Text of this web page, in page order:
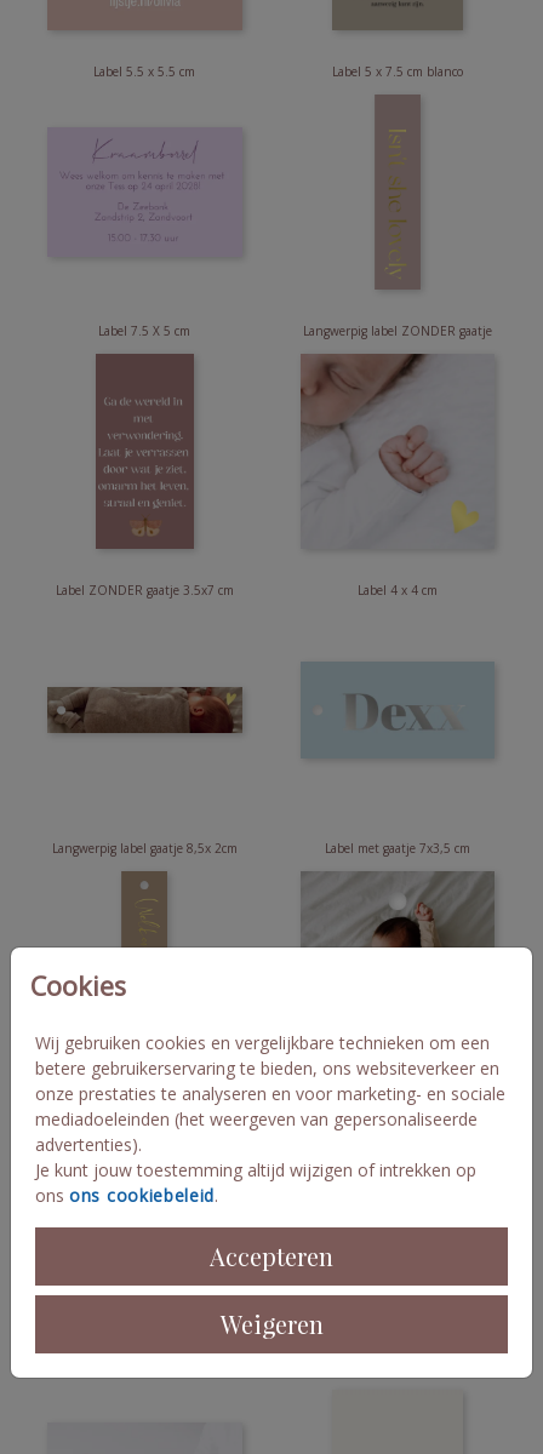
Cookies
Wij gebruiken cookies en vergelijkbare technieken om een
betere gebruikerservaring te bieden, ons websiteverkeer en
onze prestaties te analyseren en voor marketing- en sociale
mediadoeleinden (het weergeven van gepersonaliseerde
advertenties).
Je kunt jouw toestemming altijd wijzigen of intrekken op
ons ons cookiebeleid.
Accepteren
Weigeren
Label 5.5 x 5.5 cm Label 5 x 7.5 cm blanco
Label 7.5 X 5 cm Langwerpig label ZONDER gaatje
Label ZONDER gaatje 3.5x7 cm Label 4 x 4 cm
Langwerpig label gaatje 8,5x 2cm Label met gaatje 7x3,5 cm
Langwerpig label gaatje 8,5x2 cm Vierkant label met gaatje 4x4 cm